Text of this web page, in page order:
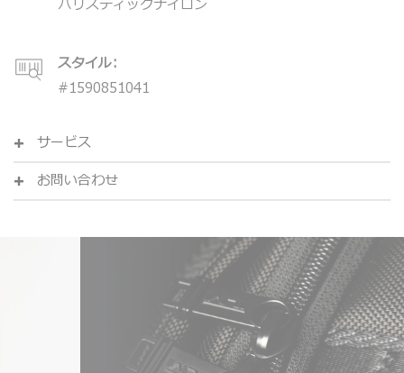
バリスティックナイロン
スタイル:
#1590851041
サービス
お問い合わせ